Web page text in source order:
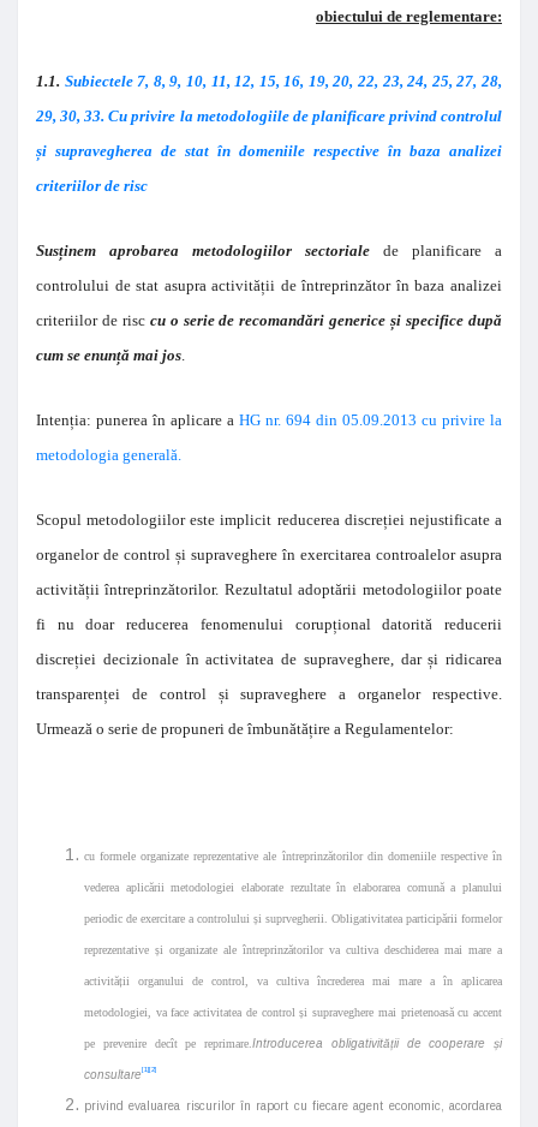
obiectului de reglementare:
1.1. Subiectele 7, 8, 9, 10, 11, 12, 15, 16, 19, 20, 22, 23, 24, 25, 27, 28,
29, 30, 33. Cu privire la metodologiile de planificare privind controlul
și supravegherea de stat în domeniile respective în baza analizei
criteriilor de risc
Susținem aprobarea metodologiilor sectoriale de planificare a
controlului de stat asupra activității de întreprinzător în baza analizei
criteriilor de risc cu o serie de recomandări generice și specifice după
cum se enunță mai jos.
Intenția: punerea în aplicare a HG nr. 694 din 05.09.2013 cu privire la
metodologia generală.
Scopul metodologiilor este implicit reducerea discreției nejustificate a
organelor de control și supraveghere în exercitarea controalelor asupra
activității întreprinzătorilor. Rezultatul adoptării metodologiilor poate
fi nu doar reducerea fenomenului corupțional datorită reducerii
discreției decizionale în activitatea de supraveghere, dar și ridicarea
transparenței de control și supraveghere a organelor respective.
Urmează o serie de propuneri de îmbunătățire a Regulamentelor:
cu formele organizate reprezentative ale întreprinzătorilor din domeniile respective în
vederea aplicării metodologiei elaborate rezultate în elaborarea comună a planului
periodic de exercitare a controlului și suprvegherii. Obligativitatea participării formelor
reprezentative și organizate ale întreprinzătorilor va cultiva deschiderea mai mare a
activității organului de control, va cultiva încrederea mai mare a în aplicarea
metodologiei, va face activitatea de control și supraveghere mai prietenoasă cu accent
pe prevenire decît pe reprimare. Introducerea obligativității de cooperare și
consultare[1][2]
privind evaluarea riscurilor în raport cu fiecare agent economic, acordarea